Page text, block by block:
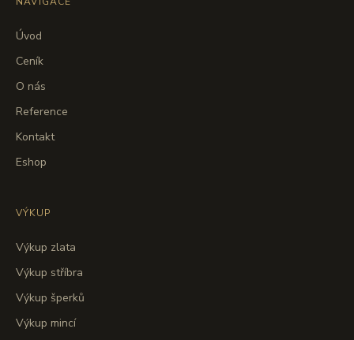
Úvod
Ceník
O nás
Reference
Kontakt
Eshop
VÝKUP
Výkup zlata
Výkup stříbra
Výkup šperků
Výkup mincí